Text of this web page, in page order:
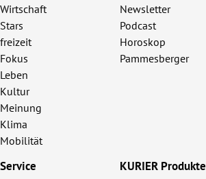
Wirtschaft
Stars
freizeit
Fokus
Leben
Kultur
Meinung
Klima
Mobilität
Newsletter
Podcast
Horoskop
Pammesberger
Service KURIER Produkte